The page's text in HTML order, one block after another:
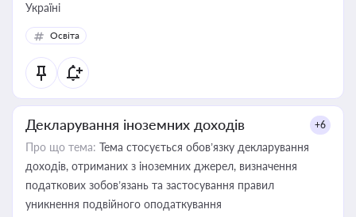
Україні
Освіта
Декларування іноземних доходів +6
Про що тема: Тема стосується обов’язку декларування
доходів, отриманих з іноземних джерел, визначення
податкових зобов’язань та застосування правил
уникнення подвійного оподаткування